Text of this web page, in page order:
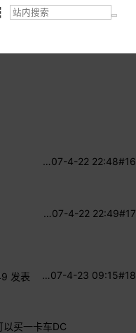
#16
07-4-22 22:48
…
#17
07-4-22 22:49
…
#18
07-4-23 09:15
…
发表
买一卡车DC